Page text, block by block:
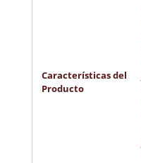
Características del
Producto